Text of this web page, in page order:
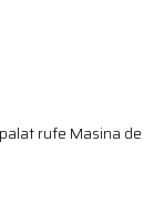
rufe Masina de